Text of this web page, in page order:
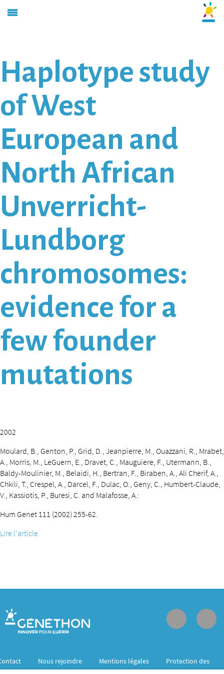
Haplotype study
of West
European and
North African
Unverricht-
Lundborg
chromosomes:
evidence for a
few founder
mutations
2002
Moulard, B., Genton, P., Grid, D., Jeanpierre, M., Ouazzani, R., Mrabet,
A., Morris, M., LeGuern, E., Dravet, C., Mauguiere, F., Utermann, B.,
Baldy-Moulinier, M., Belaidi, H., Bertran, F., Biraben, A., Ali Cherif, A.,
Chkili, T., Crespel, A., Darcel, F., Dulac, O., Geny, C., Humbert-Claude,
V., Kassiotis, P., Buresi, C. and Malafosse, A.:
Hum Genet 111 (2002) 255-62.
Lire l'article
Nous rejoindre Mentions légales
Protection des